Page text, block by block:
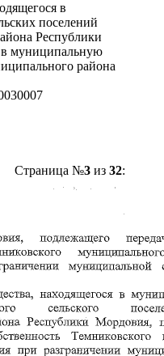
в
поселений
Республики
в муниципальную
района
Страница №3из 32: